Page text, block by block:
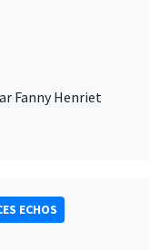
Fanny Henriet
ECHOS